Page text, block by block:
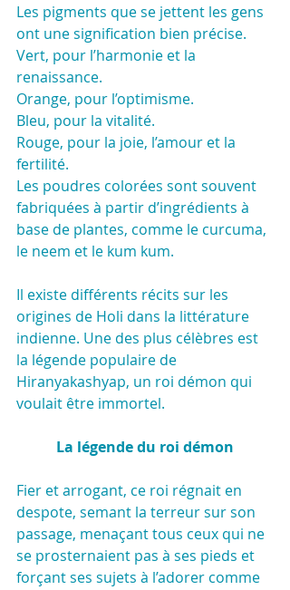
Les pigments que se jettent les gens
ont une signification bien précise.
Vert, pour l’harmonie et la
renaissance.
Orange, pour l’optimisme.
Bleu, pour la vitalité.
Rouge, pour la joie, l’amour et la
fertilité.
Les poudres colorées sont souvent
fabriquées à partir d’ingrédients à
base de plantes, comme le curcuma,
le neem et le kum kum.
Il existe différents récits sur les
origines de Holi dans la littérature
indienne. Une des plus célèbres est
la légende populaire de
Hiranyakashyap, un roi démon qui
voulait être immortel.
La légende du roi démon
Fier et arrogant, ce roi régnait en
despote, semant la terreur sur son
passage, menaçant tous ceux qui ne
se prosternaient pas à ses pieds et
forçant ses sujets à l’adorer comme